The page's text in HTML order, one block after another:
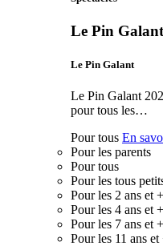
Le Pin
Le Pin Galant
Le Pin Galant
pour tous les…
Pour tous En
Pour les parents
Pour tous
Pour les tous
Pour les 2 ans et +
Pour les 4 ans et +
Pour les 7 ans et +
Pour les 11 ans et